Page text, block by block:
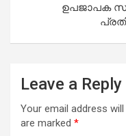
ഉപജാപക
Leave a Reply
Your email address will
are marked *